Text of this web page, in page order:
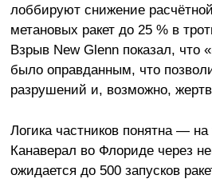
лоббируют снижение
метановых ракет до 25 % в
Взрыв New Glenn показал, что
было оправданным, что
разрушений и, возможно,
Логика частников понятна —
Канаверал во Флориде через
ожидается до 500 запусков